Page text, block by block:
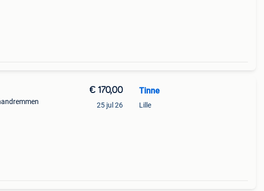
€ 170,00
25 jul 26
Tinne
Lille